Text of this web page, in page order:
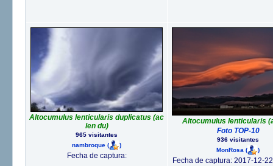
Altocumulus lenticularis duplicatus (ac
len du)
965 visitantes
nambroque ( )
Fecha de captura:
Altocumulus lenticularis
Foto TOP-10
936 visitantes
MonRosa ( )
Fecha de captura: 2017-12-